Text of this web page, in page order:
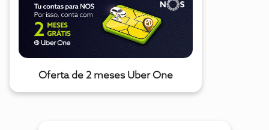
Oferta de 2 meses Uber One